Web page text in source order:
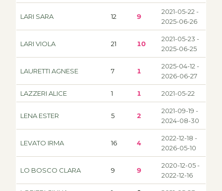
LARI SARA 12 9
2021-05-22 -
2025-06-26
LARI VIOLA 21 10
2021-05-23 -
2025-06-25
LAURETTI AGNESE 7 1
2025-04-12 -
2026-06-27
LAZZERI ALICE 1 1 2021-05-22
LENA ESTER 5 2
2021-09-19 -
2024-08-30
LEVATO IRMA 16 4
2022-12-18 -
2026-05-10
LO BOSCO CLARA 9 9
2020-12-05 -
2022-12-16